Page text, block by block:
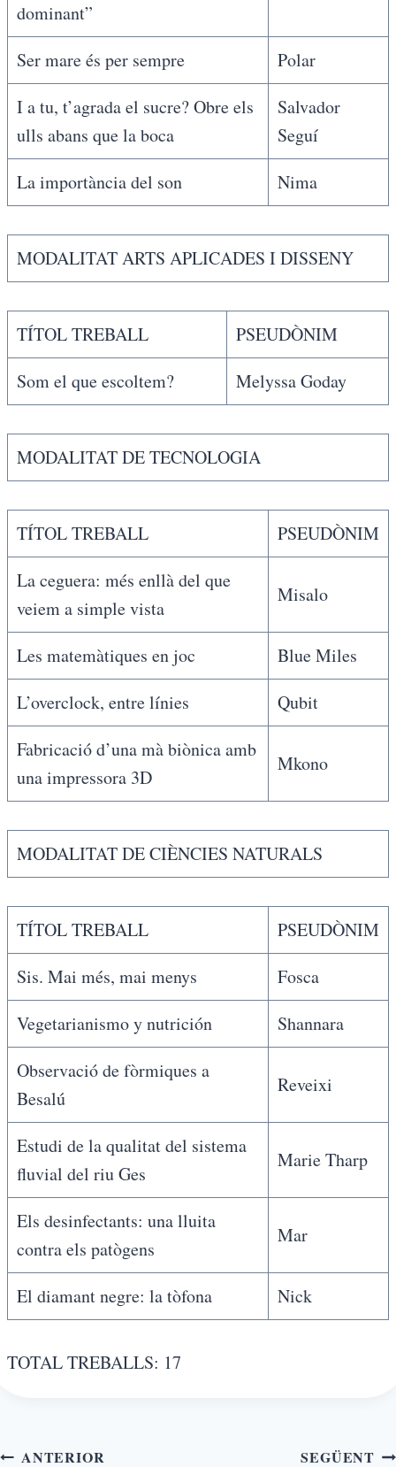
dominant”
Ser mare és per sempre
Polar
I a tu, t’agrada el sucre? Obre els
ulls abans que la boca
Salvador
Seguí
La importància del son
Nima
MODALITAT ARTS APLICADES I DISSENY
TÍTOL TREBALL
PSEUDÒNIM
Som el que escoltem?
Melyssa Goday
MODALITAT DE TECNOLOGIA
TÍTOL TREBALL
PSEUDÒNIM
La ceguera: més enllà del que
veiem a simple vista
Misalo
Les matemàtiques en joc
Blue Miles
L’overclock, entre línies
Qubit
Fabricació d’una mà biònica amb
una impressora 3D
Mkono
MODALITAT DE CIÈNCIES NATURALS
TÍTOL TREBALL
PSEUDÒNIM
Sis. Mai més, mai menys
Fosca
Vegetarianismo y nutrición
Shannara
Observació de fòrmiques a
Besalú
Reveixi
Estudi de la qualitat del sistema
fluvial del riu Ges
Marie Tharp
Els desinfectants: una lluita
contra els patògens
Mar
El diamant negre: la tòfona Nick
TOTAL TREBALLS: 17
ANTERIOR SEGÜENT